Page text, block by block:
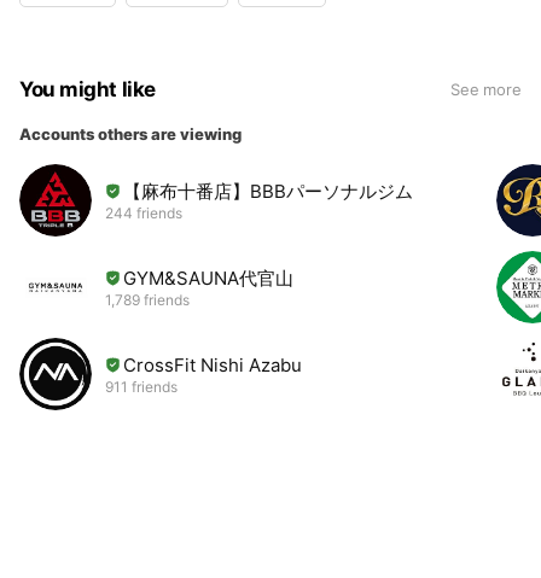
You might like See more
Accounts others are viewing
【麻布十番店】BBBパーソナルジム
244 friends
GYM&SAUNA代官山
1,789 friends
CrossFit Nishi Azabu
911 friends